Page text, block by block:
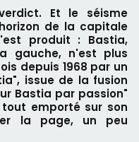
Et le séisme
de la capitale
produit : Bastia,
gauche, n'est plus
depuis 1968 par un
issue de la fusion
Bastia par passion"
emporté sur son
la page, un peu